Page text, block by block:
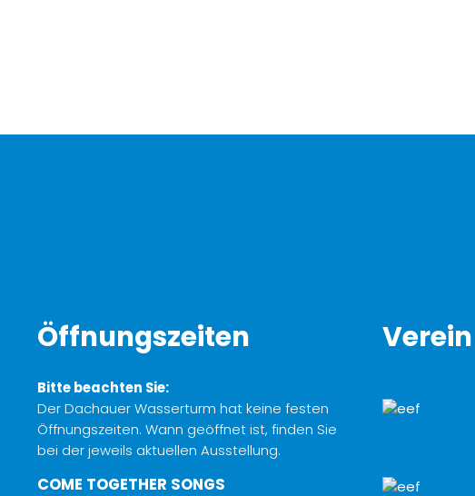
Öffnungszeiten
Bitte beachten Sie:
Der Dachauer Wasserturm hat keine festen
Öffnungszeiten. Wann geöffnet ist, finden Sie
bei der jeweils aktuellen Ausstellung.
COME TOGETHER SONGS
Verein